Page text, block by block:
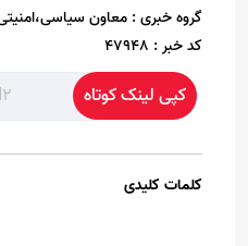
گروه خبری : معاون
کد خبر : 47948
کپی لینک کوتاه
کلمات کلیدی